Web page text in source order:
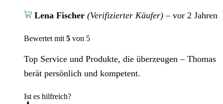
Lena Fischer (Verifizierter Käufer) – vor 2 Jahren
Bewertet mit 5 von 5
Top Service und Produkte, die überzeugen – Thomas
berät persönlich und kompetent.
Ist es hilfreich?